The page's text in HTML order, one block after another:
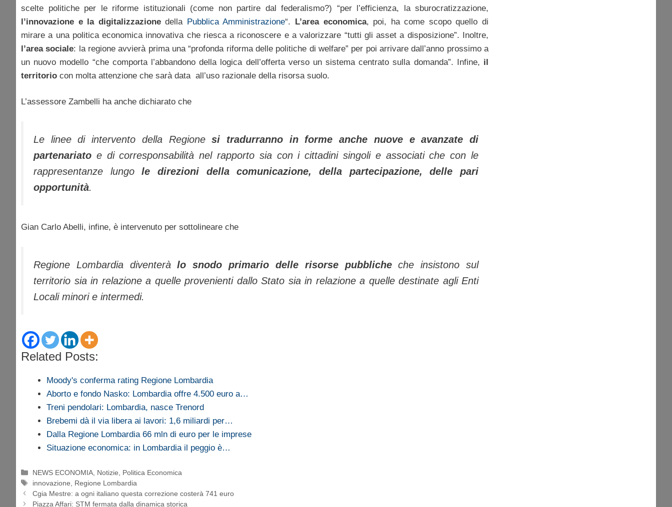
scelte politiche per le riforme istituzionali (come non partire dal federalismo?) “per l’efficienza, la sburocratizzazione,
l’innovazione e la digitalizzazionedella Pubblica Amministrazione“. L’area economica, poi, ha come scopo quello di
mirare a una politica economica innovativa che riesca a riconoscere e a valorizzare “tutti gli asset a disposizione”. Inoltre,
l’area sociale: la regione avvierà prima una “profonda riforma delle politiche di welfare” per poi arrivare dall’anno prossimo a
un nuovo modello “che comporta l’abbandono della logica dell’offerta verso un sistema centrato sulla domanda”. Infine, il
territorio con molta attenzione che sarà data all’uso razionale della risorsa suolo.
L’assessore Zambelli ha anche dichiarato che
Le linee di intervento della Regionesi tradurranno in forme anche nuove e avanzate di
partenariato e di corresponsabilità nel rapporto sia con i cittadini singoli e associati che con le
rappresentanze lungole direzioni della comunicazione, della partecipazione, delle pari
opportunità.
Gian Carlo Abelli, infine, è intervenuto per sottolineare che
Regione Lombardia diventeràlo snodo primario delle risorse pubblicheche insistono sul
territorio sia in relazione a quelle provenienti dallo Stato sia in relazione a quelle destinate agli Enti
Locali minori e intermedi.
Related Posts:
Moody's conferma rating Regione Lombardia
Aborto e fondo Nasko: Lombardia offre 4.500 euro a…
Treni pendolari: Lombardia, nasce Trenord
Brebemi dà il via libera ai lavori: 1,6 miliardi per…
Dalla Regione Lombardia 66 mln di euro per le imprese
Situazione economica: in Lombardia il peggio è…
Categorie
NEWS ECONOMIA Notizie
Politica Economica
Tag
innovazione
Regione Lombardia
Cgia Mestre: a ogni italiano questa correzione costerà 741 euro
Piazza Affari: STM fermata dalla dinamica storica